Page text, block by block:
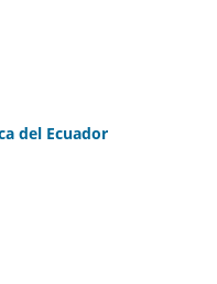
del Ecuador